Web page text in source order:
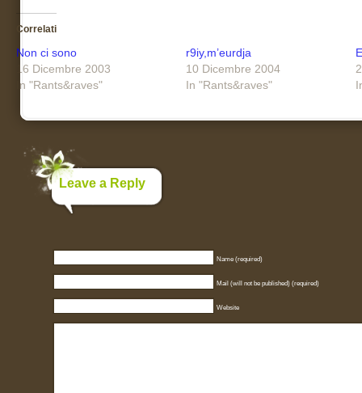
Correlati
Non ci sono
16 Dicembre 2003
In "Rants&raves"
r9iy,m’eurdja
10 Dicembre 2004
In "Rants&raves"
Leave a Reply
Name (required)
Mail (will not be published) (required)
Website